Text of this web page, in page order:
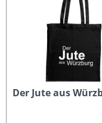
Der Jute aus